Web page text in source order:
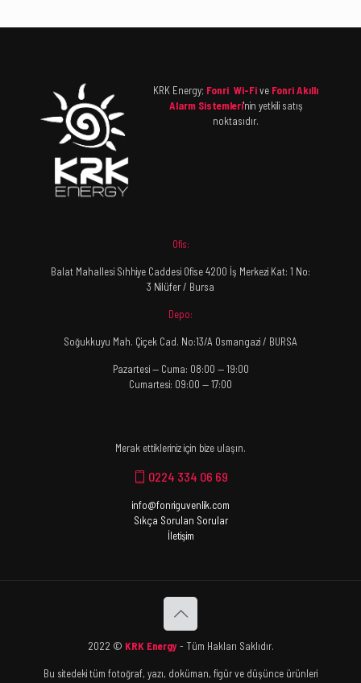
KRK Energy; Fonri Wi-Five Fonri Akıllı
Alarm Sistemleri'nin yetkili satış
noktasıdır.
Ofis:
Balat Mahallesi Sıhhiye Caddesi Ofise 4200 İş Merkezi Kat: 1 No:
3 Nilüfer / Bursa
Depo:
Soğukkuyu Mah. Çiçek Cad. No:13/A Osmangazi / BURSA
Pazartesi — Cuma: 08:00 — 19:00
Cumartesi: 09:00 — 17:00
Merak ettikleriniz için bize ulaşın.
0224 334 06 69
info@fonriguvenlik.com
Sıkça Sorulan Sorular
İletişim
2022 © KRK Energy- Tüm Hakları Saklıdır.
Bu sitedeki tüm fotoğraf, yazı, doküman, figür ve düşünce ürünleri